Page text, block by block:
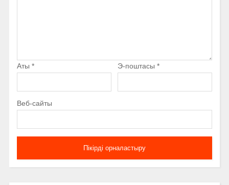
Аты * Э-поштасы *
Веб-сайты